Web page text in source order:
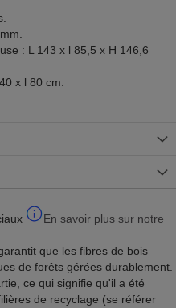
: L 143 x l 85,5 x H 146,6
x l 80 cm.
En savoir plus sur notre
que les fibres de bois
de forêts gérées durablement.
ce qui signifie qu'il a été
de recyclage (se référer